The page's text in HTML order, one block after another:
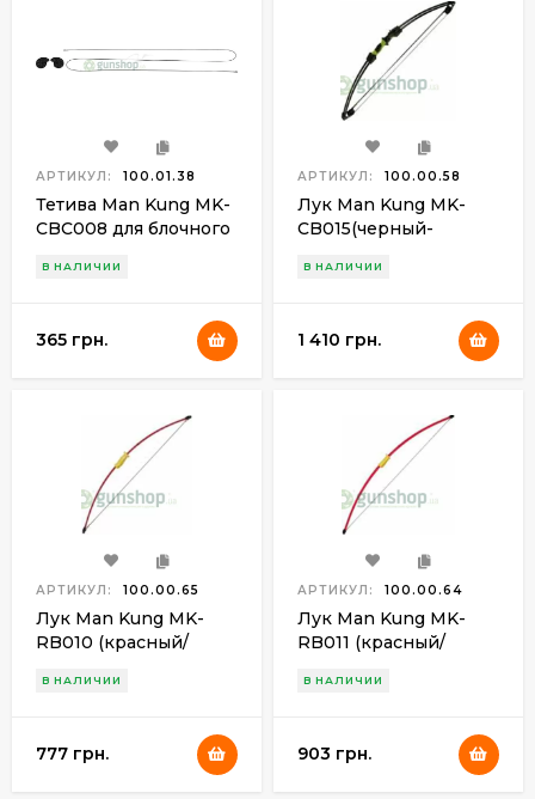
АРТИКУЛ: 100.01.38
Тетива Man Kung MK-
CBC008 для блочного
В НАЛИЧИИ
365 грн.
АРТИКУЛ: 100.00.58
Лук Man Kung MK-
CB015(черный-
В НАЛИЧИИ
1 410 грн.
АРТИКУЛ: 100.00.65
Лук Man Kung MK-
RB010 (красный/
В НАЛИЧИИ
777 грн.
АРТИКУЛ: 100.00.64
Лук Man Kung MK-
RB011 (красный/
В НАЛИЧИИ
903 грн.